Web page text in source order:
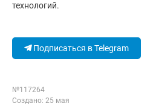
технологий.
Подписаться в Telegram
№117264
Создано: 25 мая